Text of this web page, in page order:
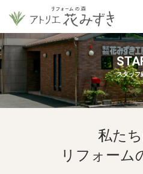
スタッフ
私たち
リフォーム